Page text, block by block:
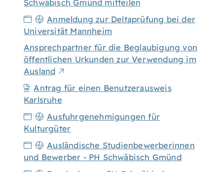
Schwäbisch Gmünd mitteilen
Anmeldung zur Deltaprüfung bei der
Universität Mannheim
Ansprechpartner für die Beglaubigung von
öffentlichen Urkunden zur Verwendung im
Ausland
Antrag für einen Benutzerausweis
Karlsruhe
Ausfuhrgenehmigungen für
Kulturgüter
Ausländische Studienbewerberinnen
und Bewerber - PH Schwäbisch Gmünd